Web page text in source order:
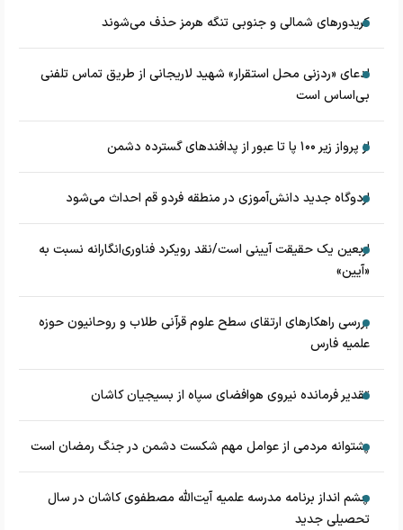
کریدورهای شمالی و جنوبی تنگه هرمز حذف می‌شوند
ادعای «ردزنی محل استقرار» شهید لاریجانی از طریق تماس تلفنی
بی‌اساس است
از پرواز زیر ۱۰۰ پا تا عبور از پدافند‌های گسترده دشمن
اردوگاه جدید دانش‌آموزی در منطقه فردو قم احداث می‌شود
اربعین یک حقیقت آیینی است/نقد رویکرد فناوری‌انگارانه نسبت به
«آیین»
بررسی راهکارهای ارتقای سطح علوم قرآنی طلاب و روحانیون حوزه
علمیه فارس
تقدیر فرمانده نیروی هوافضای سپاه از بسیجیان کاشان
پشتوانه مردمی از عوامل مهم شکست دشمن در جنگ رمضان است
چشم‌ انداز برنامه مدرسه علمیه آیت‌الله مصطفوی کاشان در سال
تحصیلی جدید